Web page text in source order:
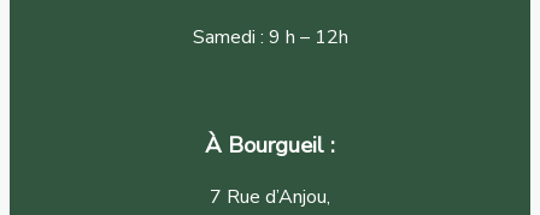
Samedi : 9 h – 12h
À Bourgueil :
7 Rue d’Anjou,